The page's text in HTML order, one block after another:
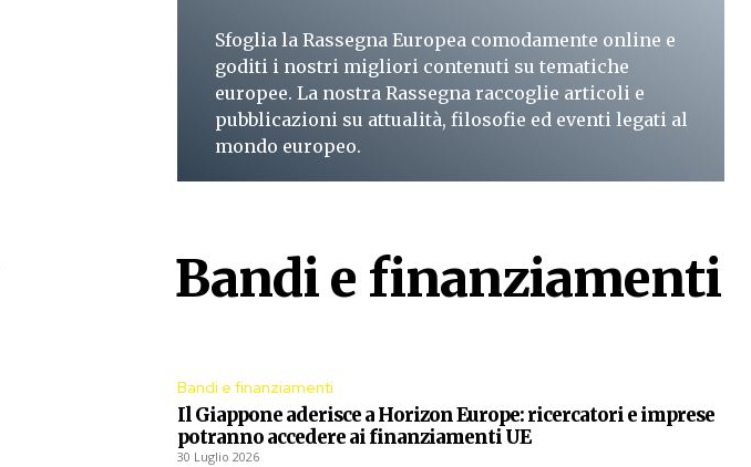
Sfoglia la Rassegna Europea comodamente online e
goditi i nostri migliori contenuti su tematiche
europee. La nostra Rassegna raccoglie articoli e
pubblicazioni su attualità, filosofie ed eventi legati al
mondo europeo.
Bandi e finanziamenti
Bandi e finanziamenti
Il Giappone aderisce a Horizon Europe: ricercatori e imprese
potranno accedere ai finanziamenti UE
30 Luglio 2026